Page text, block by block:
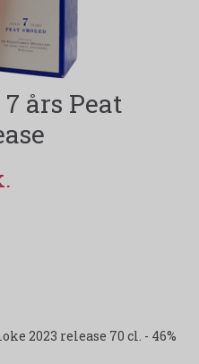
års Peat
2023 release 70 cl. - 46%